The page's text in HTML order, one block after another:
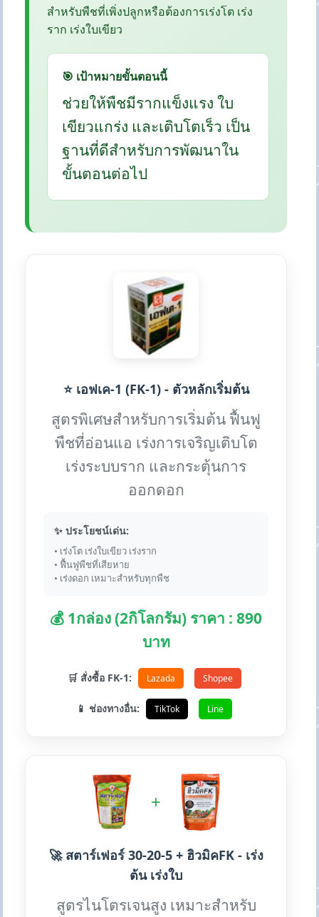
สำหรับพืชที่เพิ่งปลูกหรือต้องการเร่งโต เร่ง
ราก เร่งใบเขียว
🎯 เป้าหมายขั้นตอนนี้
ช่วยให้พืชมีรากแข็งแรง ใบ
เขียวแกร่ง และเติบโตเร็ว เป็น
ฐานที่ดีสำหรับการพัฒนาใน
ขั้นตอนต่อไป
⭐ เอฟเค-1 (FK-1) - ตัวหลักเริ่มต้น
สูตรพิเศษสำหรับการเริ่มต้น ฟื้นฟู
พืชที่อ่อนแอ เร่งการเจริญเติบโต
เร่งระบบราก และกระตุ้นการ
ออกดอก
✨ ประโยชน์เด่น:
• เร่งโต เร่งใบเขียว เร่งราก
• ฟื้นฟูพืชที่เสียหาย
• เร่งดอก เหมาะสำหรับทุกพืช
💰 1กล่อง (2กิโลกรัม) ราคา : 890
บาท
🛒 สั่งซื้อ FK-1: Lazada Shopee
📱 ช่องทางอื่น: TikTok Line
+
🚀 สตาร์เฟอร์ 30-20-5 + ฮิวมิคFK - เร่ง
ต้น เร่งใบ
สูตรไนโตรเจนสูง เหมาะสำหรับ